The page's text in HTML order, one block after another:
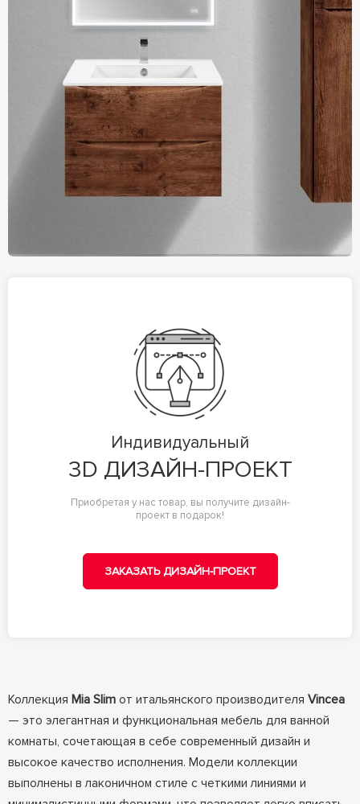
Индивидуальный
3D ДИЗАЙН-ПРОЕКТ
Приобретая у нас товар, вы получите дизайн-
проект в подарок!
ЗАКАЗАТЬ ДИЗАЙН-ПРОЕКТ
Коллекция Mia Slimот итальянского производителя Vincea
— это элегантная и функциональная мебель для ванной
комнаты, сочетающая в себе современный дизайн и
высокое качество исполнения. Модели коллекции
выполнены в лаконичном стиле с четкими линиями и